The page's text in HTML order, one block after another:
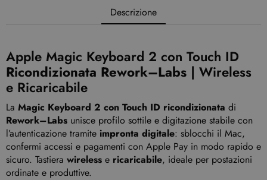
Descrizione
Apple Magic Keyboard 2 con Touch ID
Ricondizionata Rework–Labs | Wireless
e Ricaricabile
La Magic Keyboard 2 con Touch ID ricondizionata di
Rework–Labs unisce profilo sottile e digitazione stabile con
l’autenticazione tramite impronta digitale: sblocchi il Mac,
confermi accessi e pagamenti con Apple Pay in modo rapido e
sicuro. Tastiera wireless e ricaricabile, ideale per postazioni
ordinate e produttive.